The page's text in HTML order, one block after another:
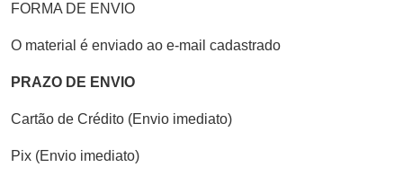
FORMA DE ENVIO
O material é enviado ao e-mail cadastrado
PRAZO DE ENVIO
Cartão de Crédito (Envio imediato)
Pix (Envio imediato)